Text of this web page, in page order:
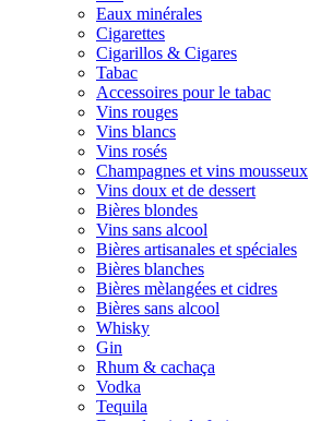
Eaux minérales
Cigarettes
Cigarillos & Cigares
Tabac
Accessoires pour le tabac
Vins rouges
Vins blancs
Vins rosés
Champagnes et vins mousseux
Vins doux et de dessert
Bières blondes
Vins sans alcool
Bières artisanales et spéciales
Bières blanches
Bières mèlangées et cidres
Bières sans alcool
Whisky
Gin
Rhum & cachaça
Vodka
Tequila